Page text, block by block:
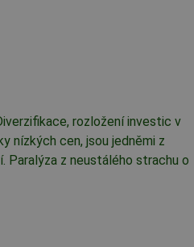
rozložení investic v
nízkých cen, jsou jedněmi z
Paralýza z neustálého strachu o